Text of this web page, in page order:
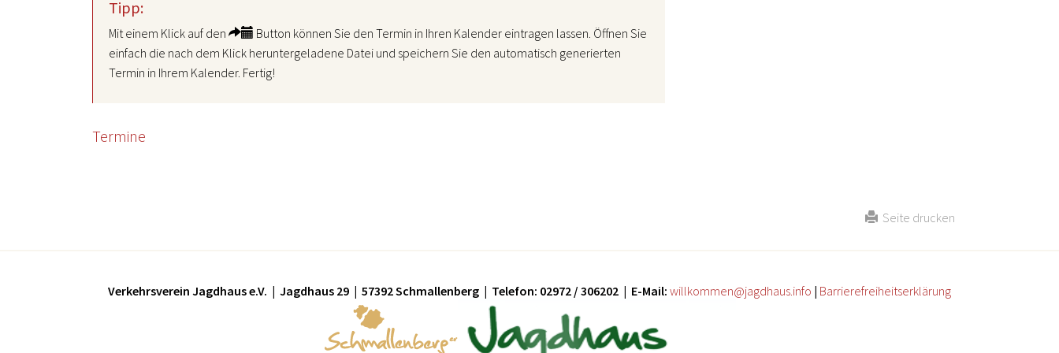
Tipp:
Mit einem Klick auf den
Button können Sie den Termin in Ihren Kalender eintragen lassen. Öffnen Sie
einfach die nach dem Klick heruntergeladene Datei und speichern Sie den automatisch generierten
Termin in Ihrem Kalender. Fertig!
Termine
Seite drucken
Verkehrsverein Jagdhaus e.V. | Jagdhaus 29 | 57392 Schmallenberg | Telefon: 02972 / 306202 | E-Mail: willkommen@jagdhaus.info | Barrierefreiheitserklärung